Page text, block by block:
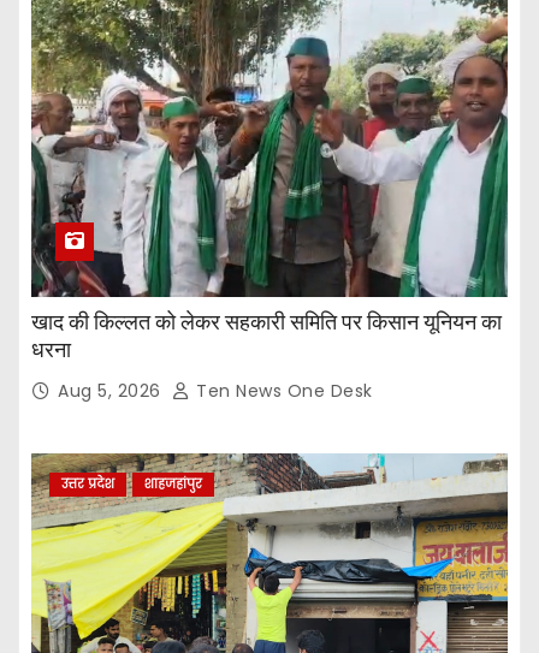
खाद की किल्लत को लेकर सहकारी समिति पर किसान यूनियन का
धरना
Aug 5, 2026 Ten News One Desk
उत्तर प्रदेश शाहजहांपुर